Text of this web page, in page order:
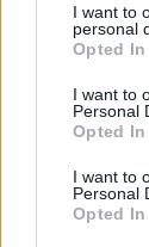
not limited to
grant or deny
use your
consent section.
I want to
personal
Opted In
I want to
Personal
Opted In
I want to
Personal
Opted In
Jégtörő
Alap
emberek és
párbeszéd